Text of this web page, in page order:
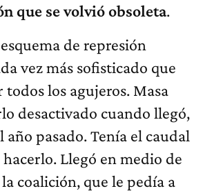
que se volvió obsoleta.
de represión
vez más sofisticado que
los agujeros. Masa
desactivado cuando llegó,
año pasado. Tenía el caudal
Llegó en medio de
coalición, que le pedía a